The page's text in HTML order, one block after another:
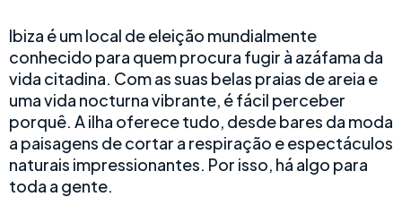
Ibiza é um local de eleição mundialmente
conhecido para quem procura fugir à azáfama da
vida citadina. Com as suas belas praias de areia e
uma vida nocturna vibrante, é fácil perceber
porquê. A ilha oferece tudo, desde bares da moda
a paisagens de cortar a respiração e espectáculos
naturais impressionantes. Por isso, há algo para
toda a gente.